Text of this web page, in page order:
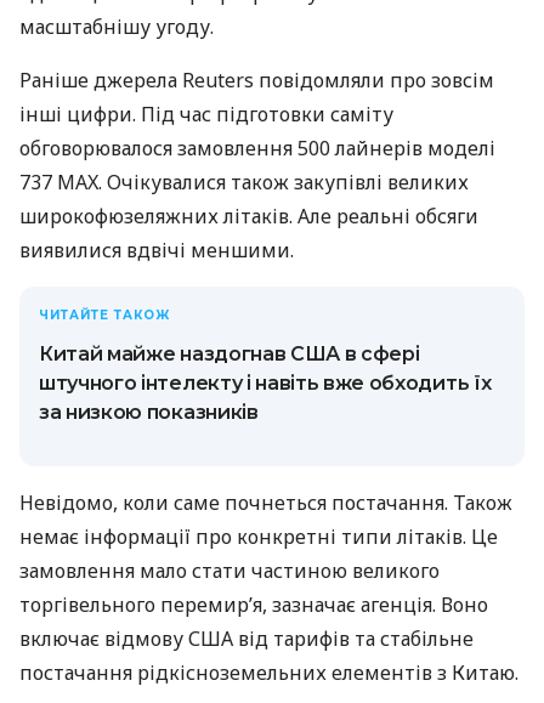
масштабнішу угоду.
Раніше джерела Reuters повідомляли про зовсім
інші цифри. Під час підготовки саміту
обговорювалося замовлення 500 лайнерів моделі
737 MAX. Очікувалися також закупівлі великих
широкофюзеляжних літаків. Але реальні обсяги
виявилися вдвічі меншими.
ЧИТАЙТЕ ТАКОЖ
Китай майже наздогнав США в сфері
штучного інтелекту і навіть вже обходить їх
за низкою показників
Невідомо, коли саме почнеться постачання. Також
немає інформації про конкретні типи літаків. Це
замовлення мало стати частиною великого
торгівельного перемир’я, зазначає агенція. Воно
включає відмову США від тарифів та стабільне
постачання рідкісноземельних елементів з Китаю.